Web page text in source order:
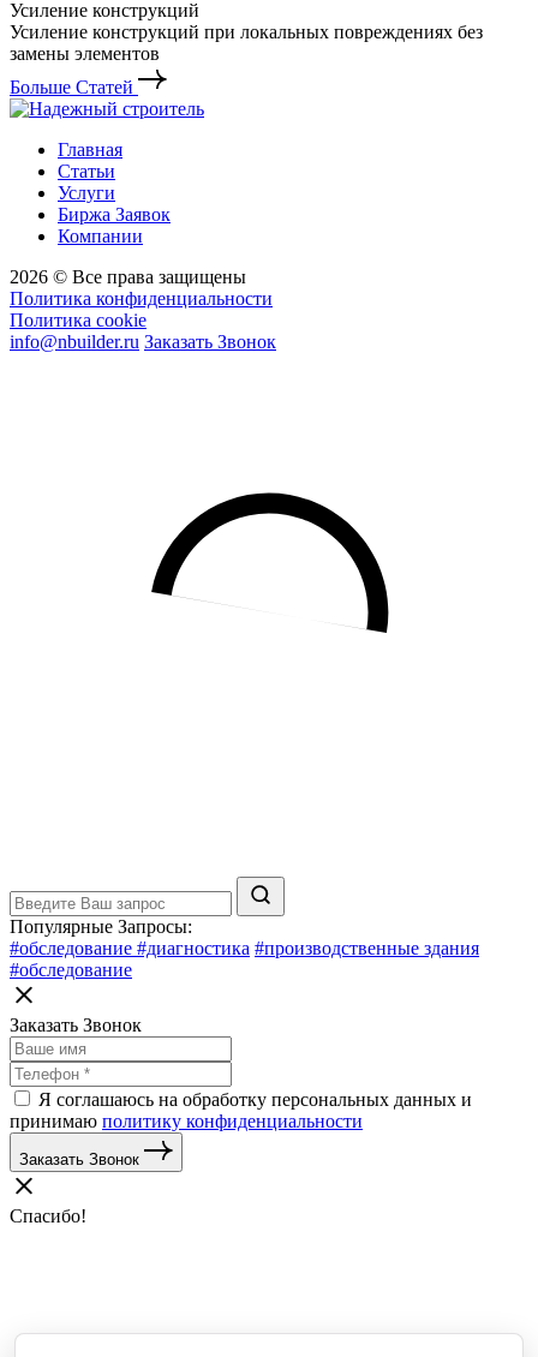
Усиление конструкций
Усиление конструкций при локальных повреждениях без
замены элементов
Больше Статей
Главная
Статьи
Услуги
Биржа Заявок
Компании
2026 © Все права защищены
Политика конфиденциальности
Политика cookie
info@nbuilder.ru Заказать Звонок
Популярные Запросы:
#обследование #диагностика #производственные здания
#обследование
Заказать Звонок
Я соглашаюсь на обработку персональных данных и
принимаю политику конфиденциальности
Заказать Звонок
Спасибо!